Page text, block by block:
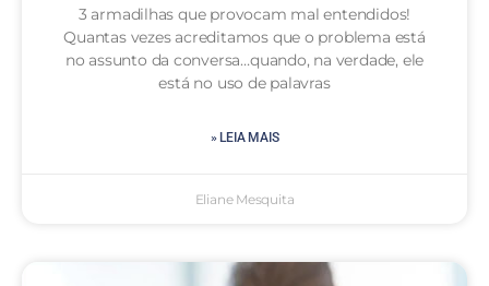
3 armadilhas que provocam mal entendidos!
Quantas vezes acreditamos que o problema está
no assunto da conversa…quando, na verdade, ele
está no uso de palavras
» LEIA MAIS
Eliane Mesquita